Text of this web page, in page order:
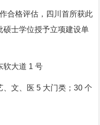
合格评估，四川首所获此
硕士学位授予立项建设单
软大道 1 号
文、医 5 大门类；30 个